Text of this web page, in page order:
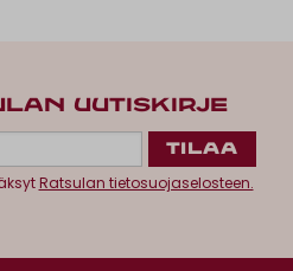
UUTISKIRJE
Ratsulan tietosuojaselosteen.